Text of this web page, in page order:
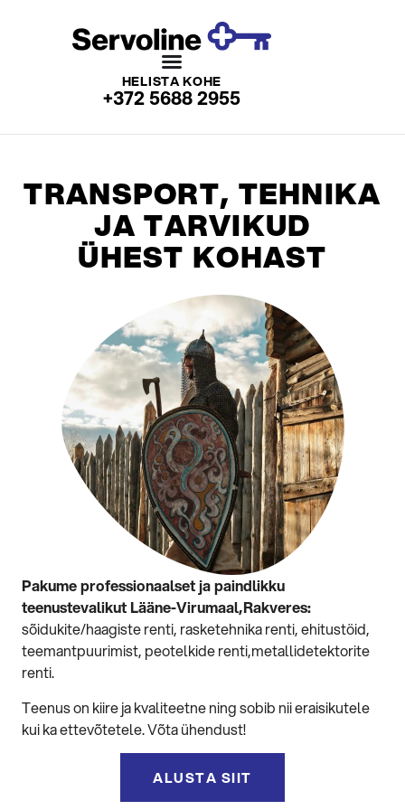
HELISTA KOHE
+372 5688 2955
Pakume professionaalset ja paindlikku
teenustevalikut Lääne-Virumaal,Rakveres:
sõidukite/haagiste renti, rasketehnika renti, ehitustöid,
teemantpuurimist, peotelkide renti,metallidetektorite
renti.
Teenus on kiire ja kvaliteetne ning sobib nii eraisikutele
kui ka ettevõtetele. Võta ühendust!
ALUSTA SIIT
TRANSPORT, TEHNIKA
JA TARVIKUD
ÜHEST KOHAST